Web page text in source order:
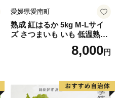
愛媛県愛南町
熟成 紅はるか 5kg M-Lサイ
ズ さつまいも いも 低温熟成
完全熟成収穫 甘い 糖度 焼き
芋 やきいも スイートポテト
8,000円